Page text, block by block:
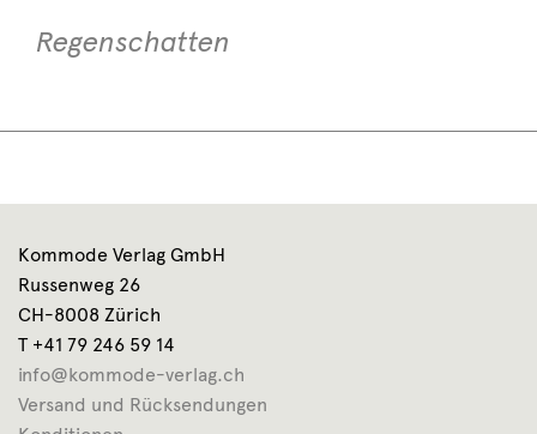
Regenschatten
Kommode Verlag GmbH
Russenweg 26
CH-8008 Zürich
T +41 79 246 59 14
info@kommode-verlag.ch
Versand und Rücksendungen